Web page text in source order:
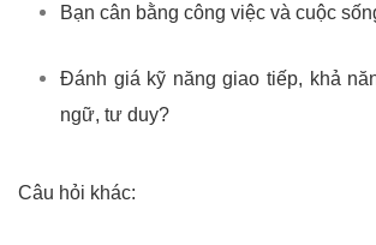
Bạn cân bằng công việc và cuộc
Đánh giá kỹ năng giao tiếp, khả
ngữ, tư duy?
Câu hỏi khác: